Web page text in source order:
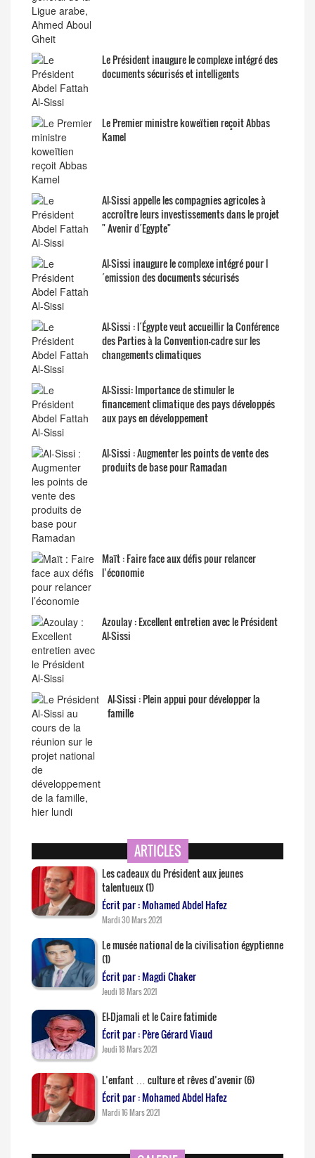
Le Président inaugure le complexe intégré des
documents sécurisés et intelligents
Le Premier ministre koweïtien reçoit Abbas
Kamel
Al-Sissi appelle les compagnies agricoles à
accroître leurs investissements dans le projet
" Avenir d´Egypte"
Al-Sissi inaugure le complexe intégré pour l
´emission des documents sécurisés
Al-Sissi : l´Égypte veut accueillir la Conférence
des Parties à la Convention-cadre sur les
changements climatiques
Al-Sissi: Importance de stimuler le
financement climatique des pays développés
aux pays en développement
Al-Sissi : Augmenter les points de vente des
produits de base pour Ramadan
Maït : Faire face aux défis pour relancer
l’économie
Azoulay : Excellent entretien avec le Président
Al-Sissi
Al-Sissi : Plein appui pour développer la
famille
ARTICLES
Les cadeaux du Président aux jeunes
talentueux (1)
Écrit par : Mohamed Abdel Hafez
Mardi 30 Mars 2021
Le musée national de la civilisation égyptienne
(1)
Écrit par : Magdi Chaker
Jeudi 18 Mars 2021
El-Djamali et le Caire fatimide
Écrit par : Père Gérard Viaud
Jeudi 18 Mars 2021
L’enfant … culture et rêves d’avenir (6)
Écrit par : Mohamed Abdel Hafez
Mardi 16 Mars 2021